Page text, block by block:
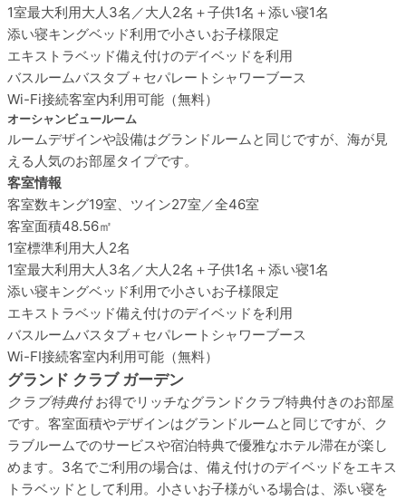
1室最大利用大人3名／大人2名＋子供1名＋添い寝1名
添い寝キングベッド利用で小さいお子様限定
エキストラベッド備え付けのデイベッドを利用
バスルームバスタブ＋セパレートシャワーブース
Wi-Fi接続客室内利用可能（無料）
オーシャンビュールーム
ルームデザインや設備はグランドルームと同じですが、海が見
える人気のお部屋タイプです。
客室情報
客室数キング19室、ツイン27室／全46室
客室面積48.56㎡
1室標準利用大人2名
1室最大利用大人3名／大人2名＋子供1名＋添い寝1名
添い寝キングベッド利用で小さいお子様限定
エキストラベッド備え付けのデイベッドを利用
バスルームバスタブ＋セパレートシャワーブース
Wi-FI接続客室内利用可能（無料）
グランド クラブ ガーデン
クラブ特典付お得でリッチなグランドクラブ特典付きのお部屋
です。客室面積やデザインはグランドルームと同じですが、ク
ラブルームでのサービスや宿泊特典で優雅なホテル滞在が楽し
めます。3名でご利用の場合は、備え付けのデイベッドをエキス
トラベッドとして利用。小さいお子様がいる場合は、添い寝を